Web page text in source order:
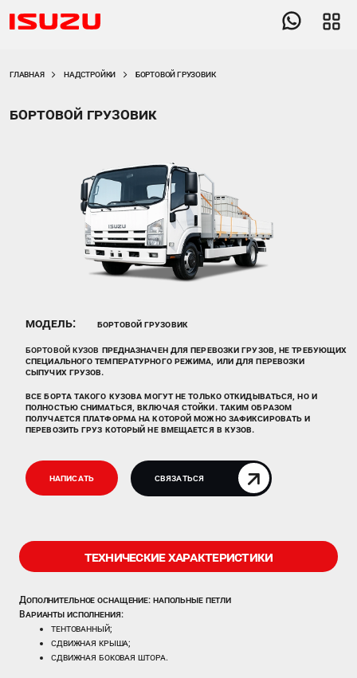
ГЛАВНАЯ НАДСТРОЙКИ БОРТОВОЙ ГРУЗОВИК
Бортовой грузовик
Модель: Бортовой грузовик
Бортовой кузов предназначен для перевозки грузов, не требующих
специального температурного режима, или для перевозки
сыпучих грузов.
Все борта такого кузова могут не только откидываться, но и
полностью сниматься, включая стойки. Таким образом
получается платформа на которой можно зафиксировать и
перевозить груз который не вмещается в кузов.
Написать Связаться
ТЕХНИЧЕСКИЕ ХАРАКТЕРИСТИКИ
Дополнительное оснащение: напольные петли
Варианты исполнения:
тентованный;
сдвижная крыша;
сдвижная боковая штора.